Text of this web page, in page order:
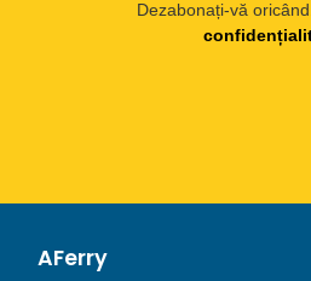
Dezabonați-vă oricând.
AFerry